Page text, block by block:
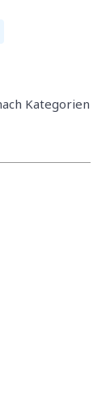
Kategorien